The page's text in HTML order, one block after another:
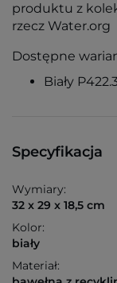
produktu z
rzecz Water.org
Dostępne
Biały
Specyfikacja
Wymiary:
32 x 29 x 18,5 cm
Kolor:
biały
Materiał: